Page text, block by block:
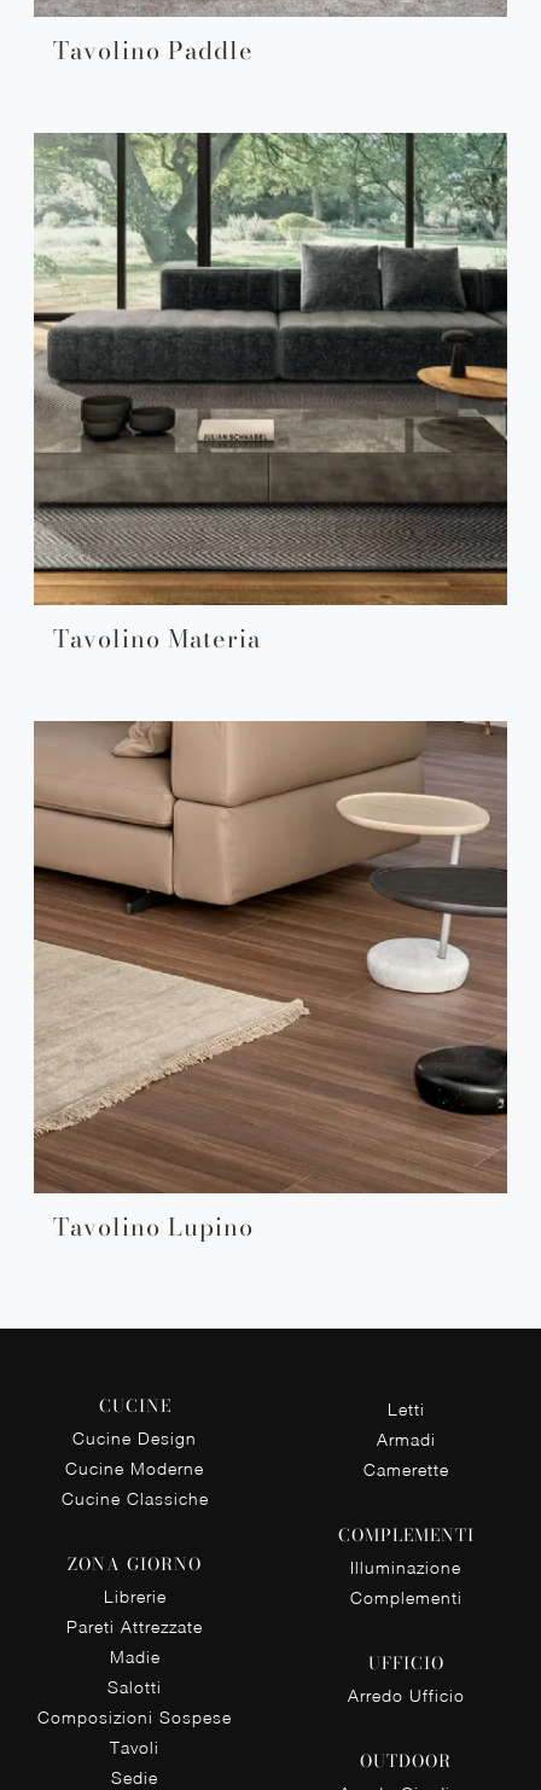
Tavolino Paddle
Tavolino Materia
Tavolino Lupino
CUCINE
Cucine Design
Cucine Moderne
Cucine Classiche
ZONA GIORNO
Librerie
Pareti Attrezzate
Madie
Salotti
Composizioni Sospese
Tavoli
Sedie
Letti
Armadi
Camerette
COMPLEMENTI
Illuminazione
Complementi
UFFICIO
Arredo Ufficio
OUTDOOR